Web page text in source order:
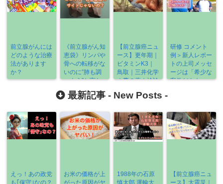
前立腺がんには
どのような治療
法があります
か？
《前立腺がん知
恵袋》リンパや
骨への転移がな
いのに”肺も調
べよう”と言わ
れた。なんでだ
ろー？
【前立腺癌ニュ
ース】更年期｜
ビタミンK3｜
鳥取｜三井化学
｜夢の薬｜検診
12/16～
研修 コメント
例＞新人レポー
トの上司メッセ
ージは「希少な
案件だよ！」
最新記事 - New Posts -
えっ！あの政党
も｢保守｣なの？
お米の価格が上
がった原因がヤ
1988年の石原
慎太郎 運輸大
【前立腺癌ニュ
ース】大震災｜